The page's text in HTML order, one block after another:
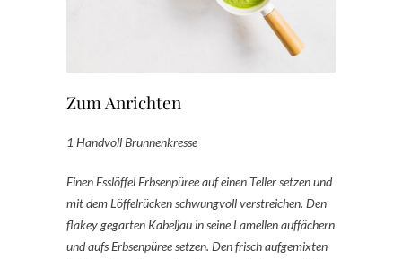
Zum Anrichten
1 Handvoll Brunnenkresse
Einen Esslöffel Erbsenpüree auf einen Teller setzen und
mit dem Löffelrücken schwungvoll verstreichen. Den
flakey gegarten Kabeljau in seine Lamellen auffächern
und aufs Erbsenpüree setzen. Den frisch aufgemixten